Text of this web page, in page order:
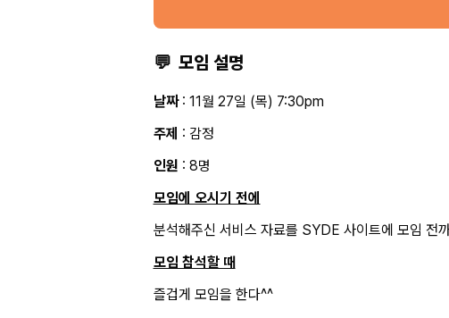
💬 모임 설명
날짜 : 11월 27일 (목) 7:30pm
주제 : 감정
인원 : 8명
모임에 오시기 전에
분석해주신 서비스 자료를 SYDE 사이트에 모임 전
모임 참석할 때
즐겁게 모임을 한다^^